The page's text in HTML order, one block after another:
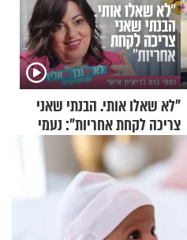
"לא שאלו אותי. הבנתי שאני
צריכה לקחת אחריות": נעמי
בנט בריאיון אישי